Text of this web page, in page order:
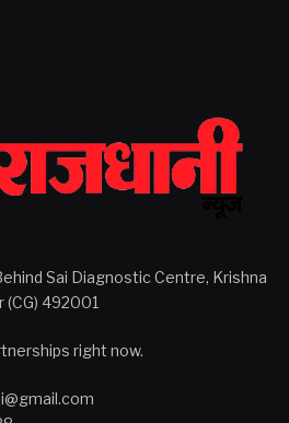
Sai Diagnostic Centre, Krishna
(CG) 492001
right now.